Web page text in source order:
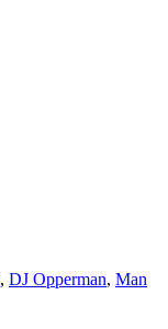
, DJ Opperman, Man